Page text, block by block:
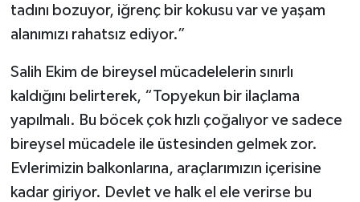
tadını bozuyor, iğrenç bir kokusu var ve yaşam
alanımızı rahatsız ediyor.”
Salih Ekim de bireysel mücadelelerin sınırlı
kaldığını belirterek, “Topyekun bir ilaçlama
yapılmalı. Bu böcek çok hızlı çoğalıyor ve sadece
bireysel mücadele ile üstesinden gelmek zor.
Evlerimizin balkonlarına, araçlarımızın içerisine
kadar giriyor. Devlet ve halk el ele verirse bu